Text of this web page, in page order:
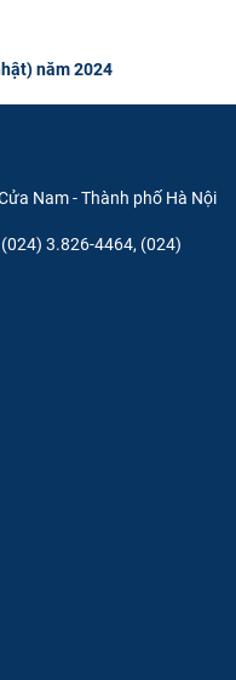
năm 2024
Nam - Thành phố Hà Nội
3.826-4464, (024)